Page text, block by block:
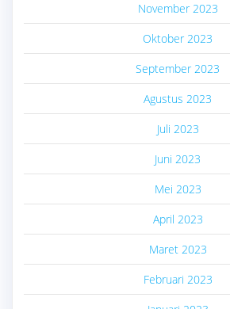
November 2023
Oktober 2023
September 2023
Agustus 2023
Juli 2023
Juni 2023
Mei 2023
April 2023
Maret 2023
Februari 2023